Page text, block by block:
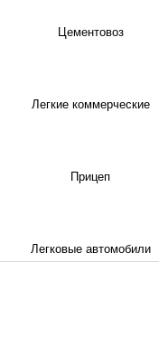
Цементовоз
Легкие коммерческие
Прицеп
Легковые автомобили